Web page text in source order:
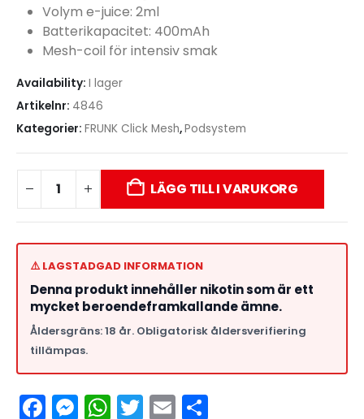
Volym e-juice: 2ml
Batterikapacitet: 400mAh
Mesh-coil för intensiv smak
Availability: I lager
Artikelnr: 4846
Kategorier: FRUNK Click Mesh,Podsystem
LÄGG TILL I VARUKORG
⚠️ LAGSTADGAD INFORMATION
Denna produkt innehåller nikotin som är ett
mycket beroendeframkallande ämne.
Åldersgräns: 18 år. Obligatorisk åldersverifiering
tillämpas.
Facebook
Messenger
WhatsApp
Twitter
Email